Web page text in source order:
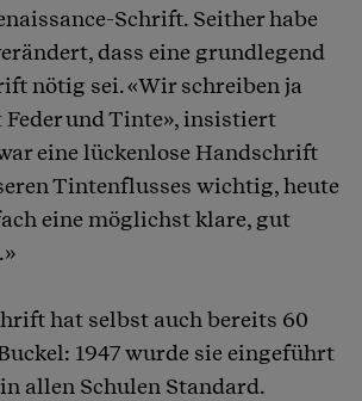
Schrift. Seither habe
dass eine grundlegend
nötig sei. «Wir schreiben ja
und Tinte», insistiert
eine lückenlose Handschrift
Tintenflusses wichtig, heute
eine möglichst klare, gut
hat selbst auch bereits 60
1947 wurde sie eingeführt
allen Schulen Standard.